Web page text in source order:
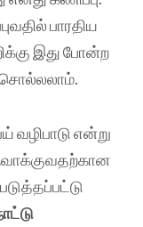
பாரதிய
இது போன்ற
சொல்லலாம்.
வழிபாடு என்று